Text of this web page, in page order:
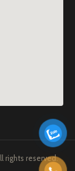
rights reserved.